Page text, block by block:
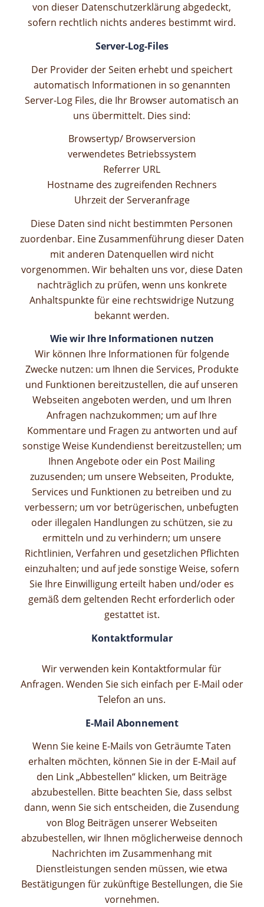
von dieser Datenschutzerklärung abgedeckt,
sofern rechtlich nichts anderes bestimmt wird.
Server-Log-Files
Der Provider der Seiten erhebt und speichert
automatisch Informationen in so genannten
Server-Log Files, die Ihr Browser automatisch an
uns übermittelt. Dies sind:
Browsertyp/ Browserversion
verwendetes Betriebssystem
Referrer URL
Hostname des zugreifenden Rechners
Uhrzeit der Serveranfrage
Diese Daten sind nicht bestimmten Personen
zuordenbar. Eine Zusammenführung dieser Daten
mit anderen Datenquellen wird nicht
vorgenommen. Wir behalten uns vor, diese Daten
nachträglich zu prüfen, wenn uns konkrete
Anhaltspunkte für eine rechtswidrige Nutzung
bekannt werden.
Wie wir Ihre Informationen nutzen
Wir können Ihre Informationen für folgende
Zwecke nutzen: um Ihnen die Services, Produkte
und Funktionen bereitzustellen, die auf unseren
Webseiten angeboten werden, und um Ihren
Anfragen nachzukommen; um auf Ihre
Kommentare und Fragen zu antworten und auf
sonstige Weise Kundendienst bereitzustellen; um
Ihnen Angebote oder ein Post Mailing
zuzusenden; um unsere Webseiten, Produkte,
Services und Funktionen zu betreiben und zu
verbessern; um vor betrügerischen, unbefugten
oder illegalen Handlungen zu schützen, sie zu
ermitteln und zu verhindern; um unsere
Richtlinien, Verfahren und gesetzlichen Pflichten
einzuhalten; und auf jede sonstige Weise, sofern
Sie Ihre Einwilligung erteilt haben und/oder es
gemäß dem geltenden Recht erforderlich oder
gestattet ist.
Kontaktformular
Wir verwenden kein Kontaktformular für
Anfragen. Wenden Sie sich einfach per E-Mail oder
Telefon an uns.
E-Mail Abonnement
Wenn Sie keine E-Mails von Geträumte Taten
erhalten möchten, können Sie in der E-Mail auf
den Link „Abbestellen“ klicken, um Beiträge
abzubestellen. Bitte beachten Sie, dass selbst
dann, wenn Sie sich entscheiden, die Zusendung
von Blog Beiträgen unserer Webseiten
abzubestellen, wir Ihnen möglicherweise dennoch
Nachrichten im Zusammenhang mit
Dienstleistungen senden müssen, wie etwa
Bestätigungen für zukünftige Bestellungen, die Sie
vornehmen.